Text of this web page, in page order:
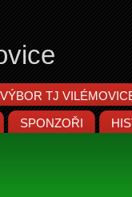
VÝBOR TJ
SPONZOŘI